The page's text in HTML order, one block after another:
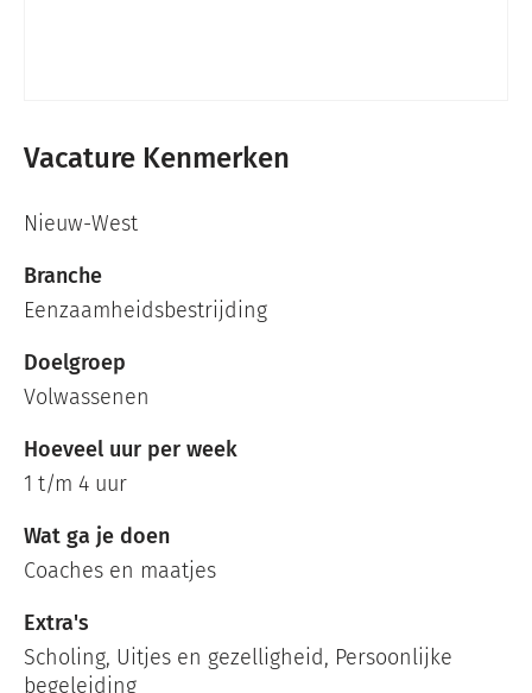
Vacature Kenmerken
Nieuw-West
Branche
Eenzaamheidsbestrijding
Doelgroep
Volwassenen
Hoeveel uur per week
1 t/m 4 uur
Wat ga je doen
Coaches en maatjes
Extra's
Scholing, Uitjes en gezelligheid, Persoonlijke
begeleiding